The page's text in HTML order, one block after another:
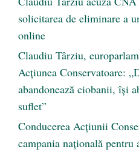
solicitarea de eliminare a
online
Claudiu Târziu,
Acțiunea Conservatoare:
abandonează ciobanii, își
suflet”
Conducerea Acțiunii
campania națională